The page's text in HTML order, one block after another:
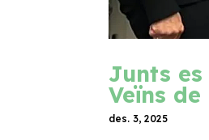
Junts
Veïns
des. 3, 2025